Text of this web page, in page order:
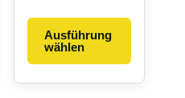
Ausführung
wählen